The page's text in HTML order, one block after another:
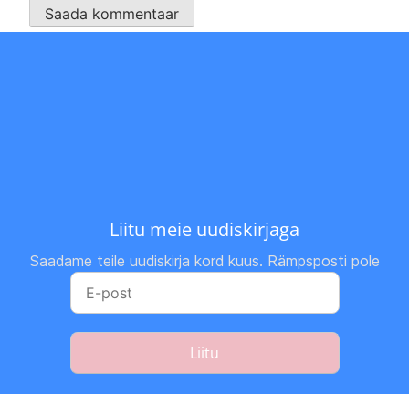
Liitu meie uudiskirjaga
Saadame teile uudiskirja kord kuus. Rämpsposti pole
Liitu